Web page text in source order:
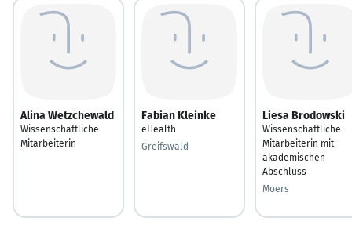
Alina Wetzchewald
Wissenschaftliche
Mitarbeiterin
Fabian Kleinke
eHealth
Greifswald
Liesa Brodowski
Wissenschaftliche
Mitarbeiterin mit
akademischen
Abschluss
Moers